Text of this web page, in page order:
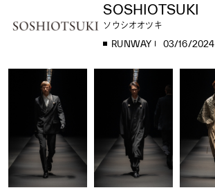
SOSHIOTSUKI
ソウシオオツキ
RUNWAY 03/16/2024